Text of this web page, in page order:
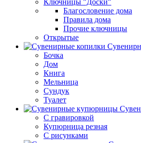
Ключницы "Доски"
Благословение дома
Правила дома
Прочие ключницы
Открытые
Бочка
Дом
Книга
Мельница
Сундук
Туалет
C гравировкой
Купюрница резная
С рисунками